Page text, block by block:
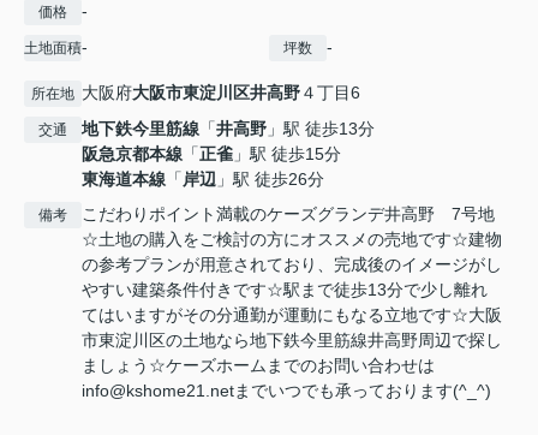
価格 -
土地面積- 坪数 -
所在地 大阪府大阪市東淀川区井高野４丁目6
交通 地下鉄今里筋線 「井高野 」駅 徒歩13分
阪急京都本線 「正雀 」駅 徒歩15分
東海道本線 「岸辺 」駅 徒歩26分
備考
こだわりポイント満載のケーズグランデ井高野 7号地
☆土地の購入をご検討の方にオススメの売地です☆建物
の参考プランが用意されており、完成後のイメージがし
やすい建築条件付きです☆駅まで徒歩13分で少し離れ
てはいますがその分通勤が運動にもなる立地です☆大阪
市東淀川区の土地なら地下鉄今里筋線井高野周辺で探し
ましょう☆ケーズホームまでのお問い合わせは
info@kshome21.netまでいつでも承っております(^_^)